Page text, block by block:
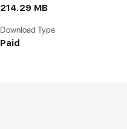
214.29 MB
Download Type
Paid